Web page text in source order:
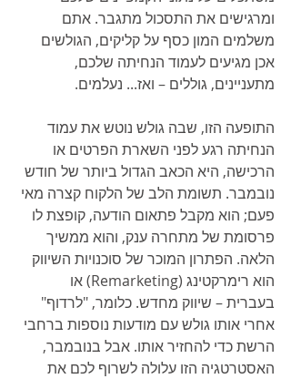
ומרגישים את התסכול מתגבר. אתם
משלמים המון כסף על קליקים, הגולשים
אכן מגיעים לעמוד הנחיתה שלכם,
מתעניינים, גוללים – ואז... נעלמים.
התופעה הזו, שבה גולש נוטש את עמוד
הנחיתה רגע לפני השארת הפרטים או
הרכישה, היא הכאב הגדול ביותר של חודש
נובמבר. תשומת הלב של הלקוח קצרה מאי
פעם; הוא מקבל פתאום הודעה, קופצת לו
פרסומת של מתחרה ענק, והוא ממשיך
הלאה. הפתרון המוכר של סוכנויות השיווק
הוא רימרקטינג (Remarketing) או
בעברית – שיווק מחדש. כלומר, "לרדוף"
אחרי אותו גולש עם מודעות נוספות ברחבי
הרשת כדי להחזיר אותו. אבל בנובמבר,
האסטרטגיה הזו עלולה לשרוף לכם את